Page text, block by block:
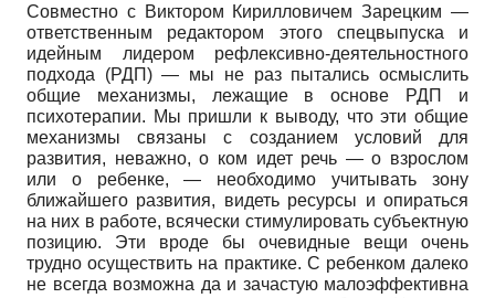
Совместно с Виктором Кирилловичем Зарецким —
ответственным редактором этого спецвыпуска и
идейным лидером рефлексивно-деятельностного
подхода (РДП) — мы не раз пытались осмыслить
общие механизмы, лежащие в основе РДП и
психотерапии. Мы пришли к выводу, что эти общие
механизмы связаны с созданием условий для
развития, неважно, о ком идет речь — о взрослом
или о ребенке, — необходимо учитывать зону
ближайшего развития, видеть ресурсы и опираться
на них в работе, всячески стимулировать субъектную
позицию. Эти вроде бы очевидные вещи очень
трудно осуществить на практике. С ребенком далеко
не всегда возможна да и зачастую малоэффективна